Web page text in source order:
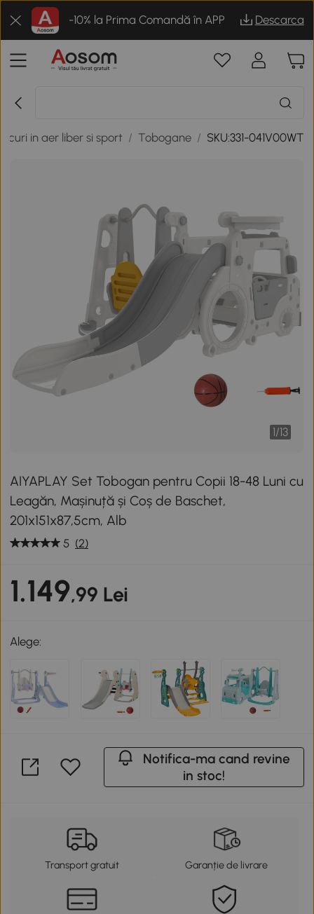
-10% la Prima Comandă în APP Descarca
in aer liber si sport / Tobogane / SKU:331-041V00WT
1/13
AIYAPLAY Set Tobogan pentru Copii 18-48 Luni cu
Leagăn, Mașinuță și Coș de Baschet,
201x151x87,5cm, Alb
5 (2)
1.149,99 Lei
Alege:
Notifica-ma cand revine
in stoc!
Transport gratuit Garanție de livrare